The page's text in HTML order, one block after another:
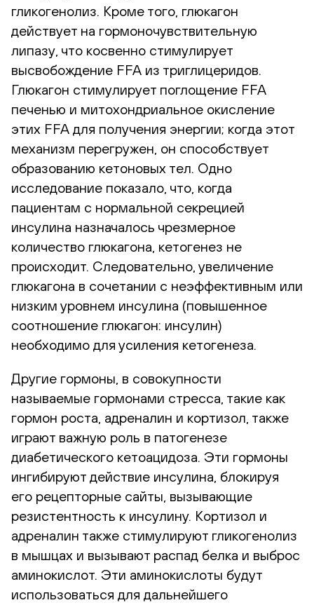
гликогенолиз. Кроме того, глюкагон
действует на гормоночувствительную
липазу, что косвенно стимулирует
высвобождение FFA из триглицеридов.
Глюкагон стимулирует поглощение FFA
печенью и митохондриальное окисление
этих FFA для получения энергии; когда этот
механизм перегружен, он способствует
образованию кетоновых тел. Одно
исследование показало, что, когда
пациентам с нормальной секрецией
инсулина назначалось чрезмерное
количество глюкагона, кетогенез не
происходит. Следовательно, увеличение
глюкагона в сочетании с неэффективным или
низким уровнем инсулина (повышенное
соотношение глюкагон: инсулин)
необходимо для усиления кетогенеза.
Другие гормоны, в совокупности
называемые гормонами стресса, такие как
гормон роста, адреналин и кортизол, также
играют важную роль в патогенезе
диабетического кетоацидоза. Эти гормоны
ингибируют действие инсулина, блокируя
его рецепторные сайты, вызывающие
резистентность к инсулину. Кортизол и
адреналин также стимулируют гликогенолиз
в мышцах и вызывают распад белка и выброс
аминокислот. Эти аминокислоты будут
использоваться для дальнейшего